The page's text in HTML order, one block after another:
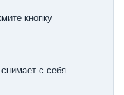
кнопку
с себя